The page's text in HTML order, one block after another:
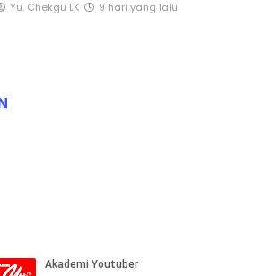
Yu. Chekgu LK 9 hari yang lalu